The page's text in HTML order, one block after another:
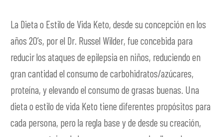
La Dieta o Estilo de Vida Keto, desde su concepción en los
años 20’s, por el Dr. Russel Wilder, fue concebida para
reducir los ataques de epilepsia en niños, reduciendo en
gran cantidad el consumo de carbohidratos/azúcares,
proteína, y elevando el consumo de grasas buenas. Una
dieta o estilo de vida Keto tiene diferentes propósitos para
cada persona, pero la regla base y de desde su creación,